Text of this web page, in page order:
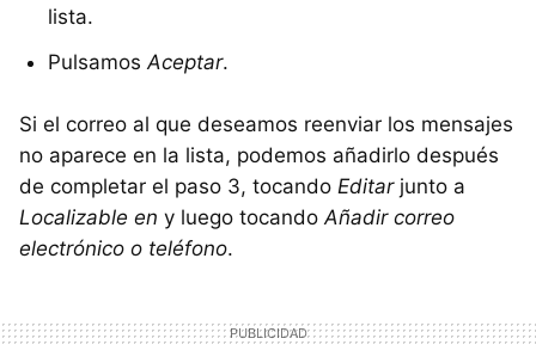
lista.
PulsamosAceptar.
Si el correo al que deseamos reenviar los mensajes
no aparece en la lista, podemos añadirlo después
de completar el paso 3, tocando Editarjunto a
Localizable en y luego tocandoAñadir correo
electrónico o teléfono.